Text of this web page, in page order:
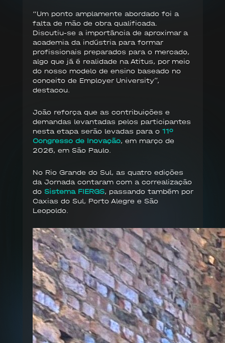
“Um ponto amplamente abordado foi a
falta de mão de obra qualificada.
Discutiu-se a importância de aproximar a
academia da indústria para formar
profissionais preparados para o mercado,
algo que já é realidade na Atitus, por meio
do nosso modelo de ensino baseado no
conceito de Employer University”,
destacou.
João reforça que as contribuições e
demandas levantadas pelos participantes
nesta etapa serão levadas para o 11º
Congresso de Inovação, em março de
2026, em São Paulo.
No Rio Grande do Sul, as quatro edições
da Jornada contaram com a correalização
do Sistema FIERGS, passando também por
Caxias do Sul, Porto Alegre e São
Leopoldo.